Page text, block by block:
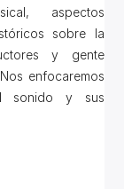
aspectos
sobre la
y gente
enfocaremos
sonido y sus